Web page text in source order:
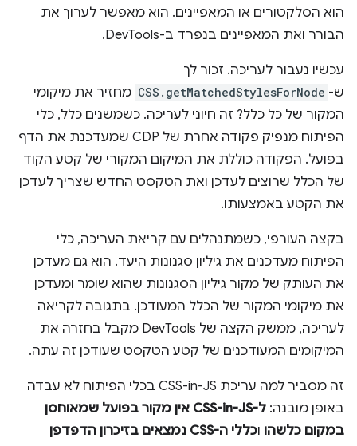
הוא הסלקטורים או המאפיינים. הוא מאפשר לערוך את
הבורר ואת המאפיינים בנפרד ב-DevTools.
עכשיו נעבור לעריכה. זכור לך
ש- CSS.getMatchedStylesForNode מחזיר את מיקומי
המקור של כל כלל? זה חיוני לעריכה. כשמשנים כלל, כלי
הפיתוח מנפיק פקודה אחרת של CDP שמעדכנת את הדף
בפועל. הפקודה כוללת את המיקום המקורי של קטע הקוד
של הכלל שרוצים לעדכן ואת הטקסט החדש שצריך לעדכן
את הקטע באמצעותו.
בקצה העורפי, כשמתנהלים עם קריאת העריכה, כלי
הפיתוח מעדכנים את גיליון סגנונות היעד. הוא גם מעדכן
את העותק של מקור גיליון הסגנונות שהוא שומר ומעדכן
את מיקומי המקור של הכלל המעודכן. בתגובה לקריאה
לעריכה, ממשק הקצה של DevTools מקבל בחזרה את
המיקומים המעודכנים של קטע הטקסט שעודכן זה עתה.
זה מסביר למה עריכת CSS-in-JS בכלי הפיתוח לא עבדה
באופן מובנה:
ל-CSS-in-JS אין מקור בפועל שמאוחסן
במקום כלשהו ו
כללי ה-CSS נמצאים בזיכרון הדפדפן